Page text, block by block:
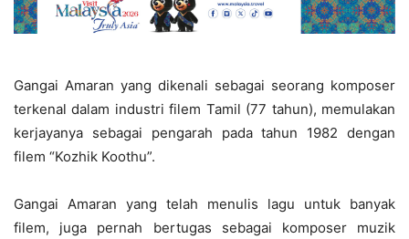
Gangai Amaran yang dikenali sebagai seorang komposer
terkenal dalam industri filem Tamil (77 tahun), memulakan
kerjayanya sebagai pengarah pada tahun 1982 dengan
filem “Kozhik Koothu”.
Gangai Amaran yang telah menulis lagu untuk banyak
filem, juga pernah bertugas sebagai komposer muzik